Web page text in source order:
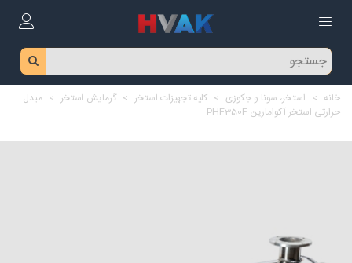
خانه > استخر، سونا و جکوزی > کلیه تجهیزات استخر > گرمایش استخر > مبدل
حرارتی استخر آکوامارین PHE350F